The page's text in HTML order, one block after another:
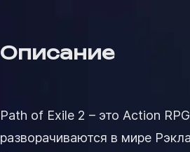
Описание
Path of Exile 2 – это Action
разворачиваются в мире